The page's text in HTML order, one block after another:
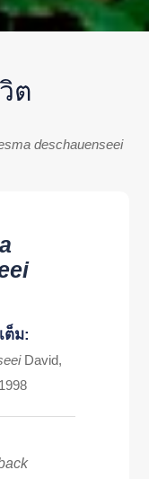
ต
deschauenseei
ต็ม:
David,